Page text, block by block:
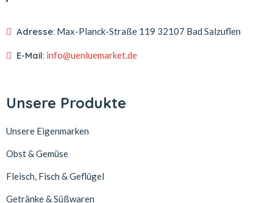
Adresse: Max-Planck-Straße 119 32107 Bad Salzuflen
E-Mail: info@uenluemarket.de
Unsere Produkte
Unsere Eigenmarken
Obst & Gemüse
Fleisch, Fisch & Geflügel
Getränke & Süßwaren